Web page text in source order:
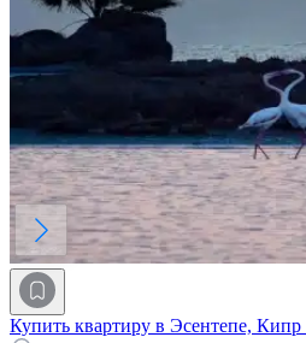
Купить квартиру в Эсентепе, Кипр